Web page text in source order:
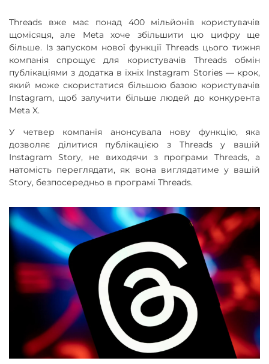
Threads вже має понад 400 мільйонів користувачів
щомісяця, але Meta хоче збільшити цю цифру ще
більше. Із запуском нової функції Threads цього тижня
компанія спрощує для користувачів Threads обмін
публікаціями з додатка в їхніх Instagram Stories — крок,
який може скористатися більшою базою користувачів
Instagram, щоб залучити більше людей до конкурента
Meta X.
У четвер компанія анонсувала нову функцію, яка
дозволяє ділитися публікацією з Threads у вашій
Instagram Story, не виходячи з програми Threads, а
натомість переглядати, як вона виглядатиме у вашій
Story, безпосередньо в програмі Threads.